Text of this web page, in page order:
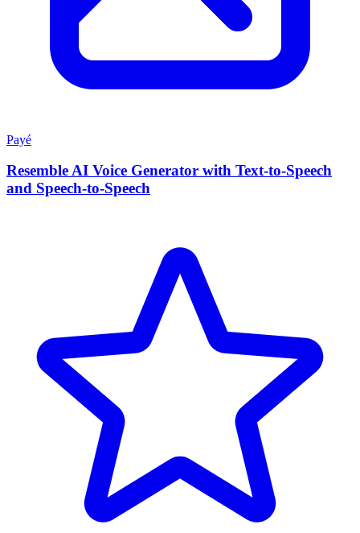
Payé
Resemble AI Voice Generator with Text-to-Speech
and Speech-to-Speech